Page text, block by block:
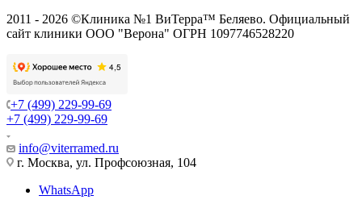
2011 - 2026 ©Клиника №1 ВиТерра™ Беляево. Официальный
сайт клиники ООО "Верона" ОГРН 1097746528220
+7 (499) 229-99-69
+7 (499) 229-99-69
info@viterramed.ru
г. Москва, ул. Профсоюзная, 104
WhatsApp